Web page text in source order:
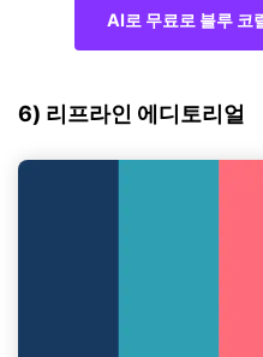
AI로 무료로 블루 코
6) 리프라인 에디토리얼